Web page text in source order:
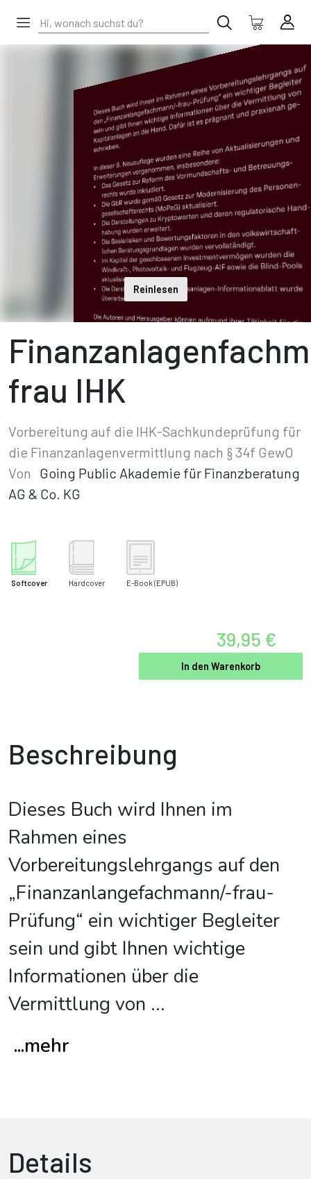
Reinlesen
frau IHK
Vorbereitung auf die IHK-Sachkundeprüfung für
die Finanzanlagenvermittlung nach § 34f GewO
Von
Going Public Akademie für Finanzberatung
AG & Co. KG
Softcover Hardcover E-Book (EPUB)
39,95 €
In den Warenkorb
Beschreibung
Dieses Buch wird Ihnen im
Rahmen eines
Vorbereitungslehrgangs auf den
„Finanzanlangefachmann/-frau-
Prüfung“ ein wichtiger Begleiter
sein und gibt Ihnen wichtige
Informationen über die
Vermittlung von ...
...mehr
Details